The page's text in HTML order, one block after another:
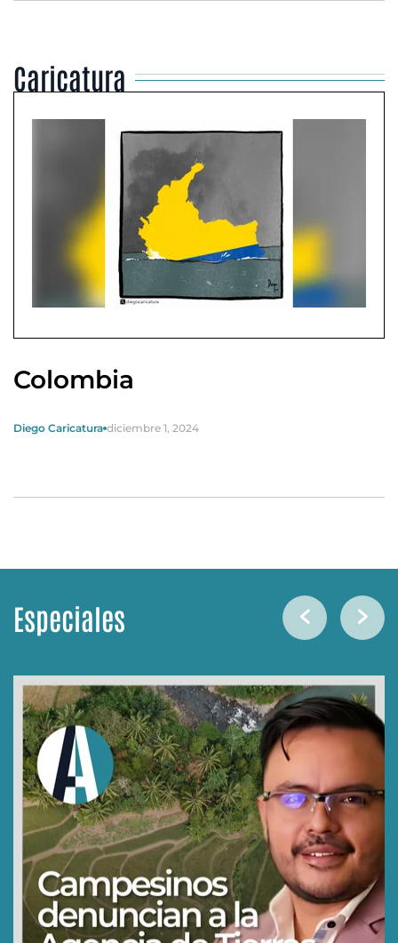
Caricatura
Colombia
Diego Caricatura diciembre 1, 2024
Especiales